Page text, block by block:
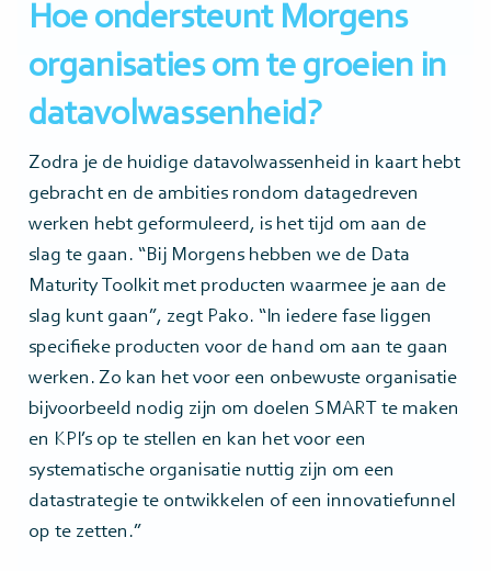
Hoe ondersteunt Morgens
organisaties om te groeien in
datavolwassenheid?
Zodra je de huidige datavolwassenheid in kaart hebt
gebracht en de ambities rondom datagedreven
werken hebt geformuleerd, is het tijd om aan de
slag te gaan. “Bij Morgens hebben we de Data
Maturity Toolkit met producten waarmee je aan de
slag kunt gaan”, zegt Pako. “In iedere fase liggen
specifieke producten voor de hand om aan te gaan
werken. Zo kan het voor een onbewuste organisatie
bijvoorbeeld nodig zijn om doelen SMART te maken
en KPI’s op te stellen en kan het voor een
systematische organisatie nuttig zijn om een
datastrategie te ontwikkelen of een innovatiefunnel
op te zetten.”